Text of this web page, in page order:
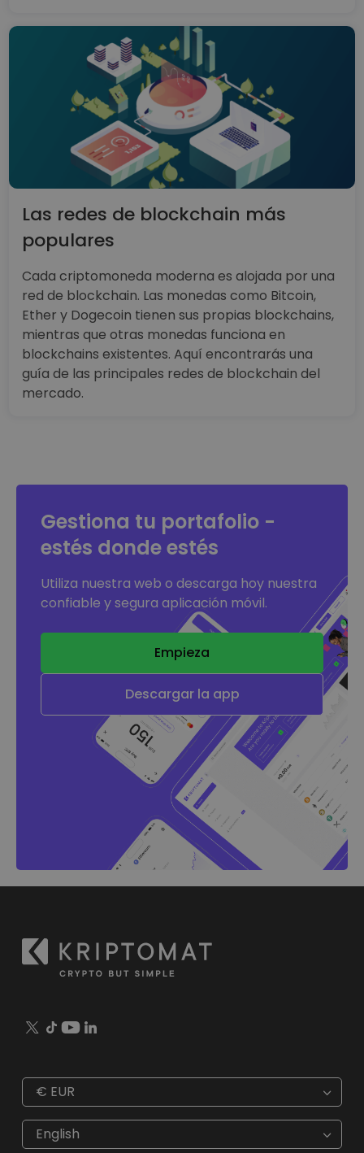
Las redes de blockchain más
populares
Cada criptomoneda moderna es alojada por una
red de blockchain. Las monedas como Bitcoin,
Ether y Dogecoin tienen sus propias blockchains,
mientras que otras monedas funciona en
blockchains existentes. Aquí encontrarás una
guía de las principales redes de blockchain del
mercado.
Gestiona tu portafolio -
estés donde estés
Utiliza nuestra web o descarga hoy nuestra
confiable y segura aplicación móvil.
Empieza
Descargar la app
€ EUR
€ EUR
English